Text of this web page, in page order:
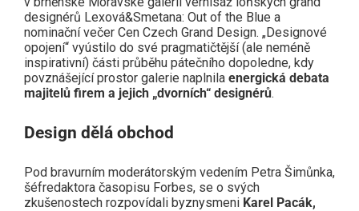
designérů Lexová&Smetana: Out of the Blue a
nominační večer Cen Czech Grand Design. „Designové
opojení“ vyústilo do své pragmatičtější (ale neméně
inspirativní) části průběhu pátečního dopoledne, kdy
povznášející prostor galerie naplnila energická debata
majitelů firem a jejich „dvorních“ designérů.
Design dělá obchod
Pod bravurním moderátorským vedením Petra Šimůnka,
šéfredaktora časopisu Forbes, se o svých
zkušenostech rozpovídali byznysmeniKarel Pacák,